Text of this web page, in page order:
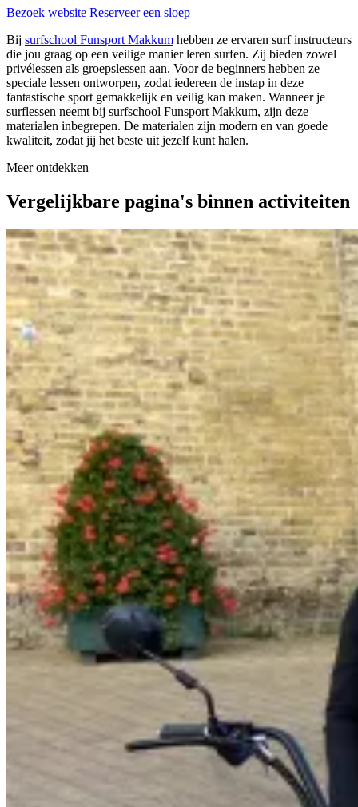
Bezoek website Reserveer een sloep
Bij surfschool Funsport Makkum hebben ze ervaren surf instructeurs
die jou graag op een veilige manier leren surfen. Zij bieden zowel
privélessen als groepslessen aan. Voor de beginners hebben ze
speciale lessen ontworpen, zodat iedereen de instap in deze
fantastische sport gemakkelijk en veilig kan maken. Wanneer je
surflessen neemt bij surfschool Funsport Makkum, zijn deze
materialen inbegrepen. De materialen zijn modern en van goede
kwaliteit, zodat jij het beste uit jezelf kunt halen.
Meer ontdekken
Vergelijkbare pagina's binnen activiteiten